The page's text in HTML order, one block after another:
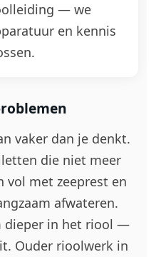
— we
en kennis
vaker dan je denkt.
die niet meer
vol met zeeprest en
afwateren.
dieper in het riool —
Ouder rioolwerk in